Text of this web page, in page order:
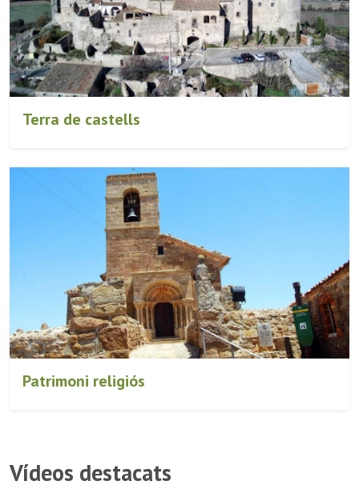
Terra de castells
Patrimoni religiós
Vídeos destacats